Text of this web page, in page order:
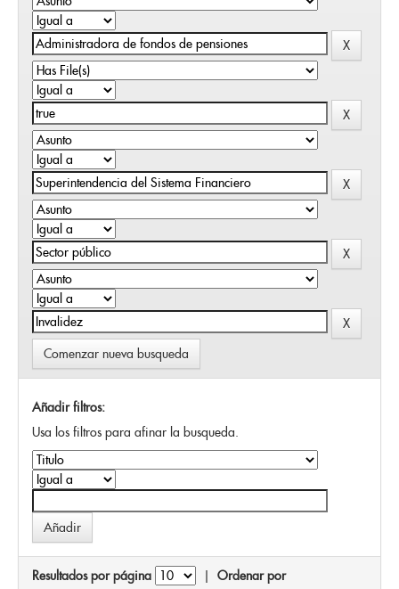
Comenzar nueva busqueda
Añadir filtros:
Usa los filtros para afinar la busqueda.
Resultados por página | Ordenar por